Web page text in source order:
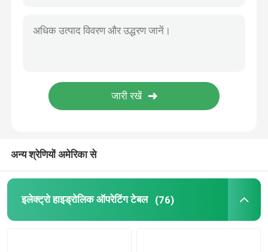
अन्य श्रेणियों अमेरिका से
इलेक्ट्रो हाइड्रोलिक ऑपरेटिंग टेबल (76)